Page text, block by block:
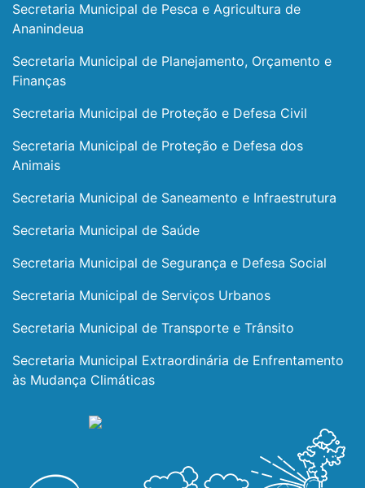
Secretaria Municipal de Pesca e Agricultura de
Ananindeua
Secretaria Municipal de Planejamento, Orçamento e
Finanças
Secretaria Municipal de Proteção e Defesa Civil
Secretaria Municipal de Proteção e Defesa dos
Animais
Secretaria Municipal de Saneamento e Infraestrutura
Secretaria Municipal de Saúde
Secretaria Municipal de Segurança e Defesa Social
Secretaria Municipal de Serviços Urbanos
Secretaria Municipal de Transporte e Trânsito
Secretaria Municipal Extraordinária de Enfrentamento
às Mudança Climáticas